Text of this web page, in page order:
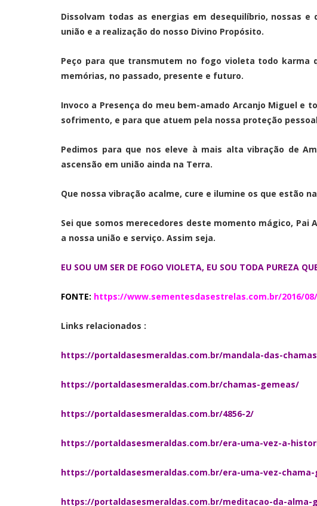
Dissolvam todas as energias em desequilíbrio, nossas
união e a realização do nosso Divino Propósito.
Peço para que transmutem no fogo violeta todo karma
memórias, no passado, presente e futuro.
Invoco a Presença do meu bem-amado Arcanjo Miguel e
sofrimento, e para que atuem pela nossa proteção
Pedimos para que nos eleve à mais alta vibração de
ascensão em união ainda na Terra.
Que nossa vibração acalme, cure e ilumine os que estão
Sei que somos merecedores deste momento mágico, Pai
a nossa união e serviço. Assim seja.
EU SOU UM SER DE FOGO VIOLETA, EU SOU TODA PUREZA
FONTE: https://www.sementesdasestrelas.com.br/2016/
Links relacionados :
https://portaldasesmeraldas.com.br/mandala-das-
https://portaldasesmeraldas.com.br/chamas-gemeas/
https://portaldasesmeraldas.com.br/4856-2/
https://portaldasesmeraldas.com.br/era-uma-vez-a-
https://portaldasesmeraldas.com.br/era-uma-vez-
https://portaldasesmeraldas.com.br/meditacao-da-